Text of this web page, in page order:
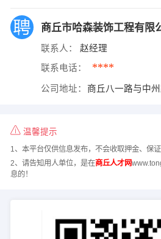
商丘市哈森装饰工程有限
联系人： 赵经理
联系电话： ****
公司地址： 商丘八一路与中
温馨提示
1、本平台仅供信息发布，不会收取押金、保
2、请告知用人单位，是在商丘人才网
息的！